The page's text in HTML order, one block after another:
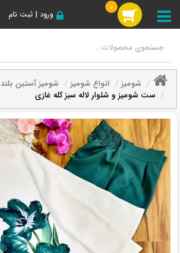
ورود | ثبت نام
0
شومیز انواع شومیز
شومیز آستین بلند
ست شومیز و شلوار لاله سبز کله غازی